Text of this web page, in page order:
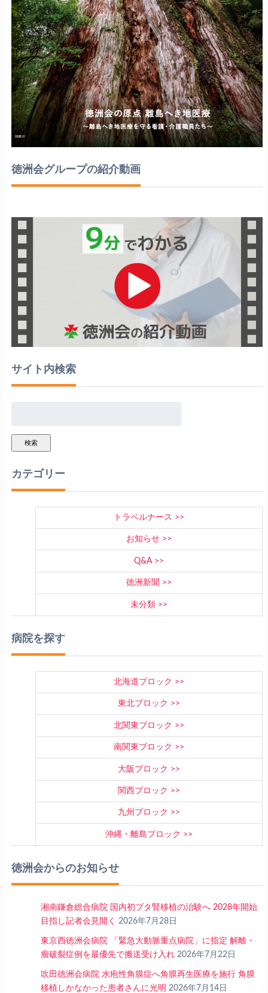
徳洲会グループの紹介動画
サイト内検索
検索
カテゴリー
トラベルナース
お知らせ
Q&A
徳洲新聞
未分類
病院を探す
北海道ブロック
東北ブロック
北関東ブロック
南関東ブロック
大阪ブロック
関西ブロック
九州ブロック
沖縄・離島ブロック
徳洲会からのお知らせ
湘南鎌倉総合病院 国内初ブタ腎移植の治験へ 2028年開始
目指し記者会見開く
2026年7月28日
東京西徳洲会病院 「緊急大動脈重点病院」に指定 解離・
瘤破裂症例を最優先で搬送受け入れ 2026年7月22日
吹田徳洲会病院 水疱性角膜症へ角膜再生医療を施行 角膜
移植しかなかった患者さんに光明 2026年7月14日